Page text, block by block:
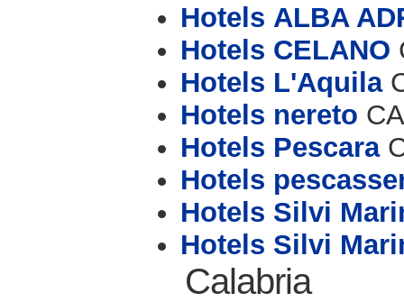
Hotels ALBA
Hotels CELANO
Hotels L'Aquila
Hotels nereto
Hotels Pescara
Hotels
Hotels Silvi
Hotels Silvi
Calabria